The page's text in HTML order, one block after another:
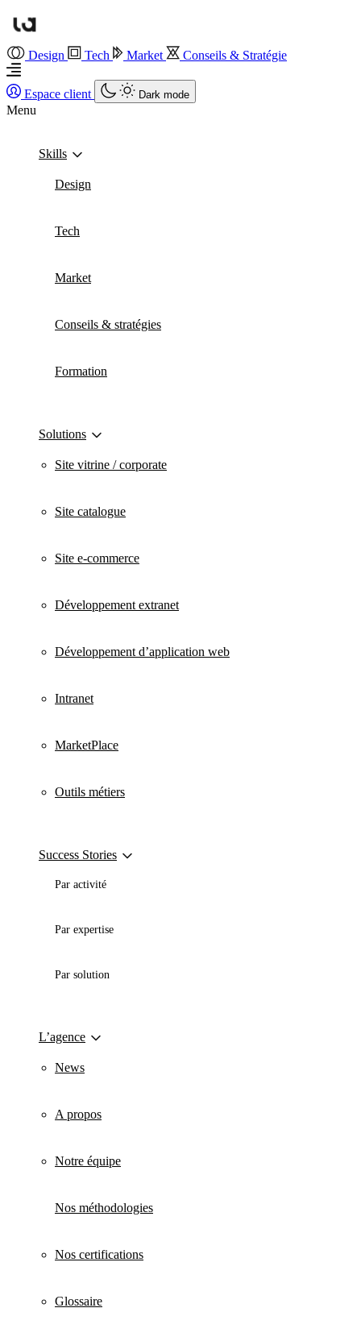
Design Tech Market Conseils & Stratégie
Espace client Dark mode
Menu
Skills
Design
Tech
Market
Conseils & stratégies
Formation
Solutions
Site vitrine / corporate
Site catalogue
Site e-commerce
Développement extranet
Développement d’application web
Intranet
MarketPlace
Outils métiers
Success Stories
Par activité
Par expertise
Par solution
L’agence
News
A propos
Notre équipe
Nos méthodologies
Nos certifications
Glossaire